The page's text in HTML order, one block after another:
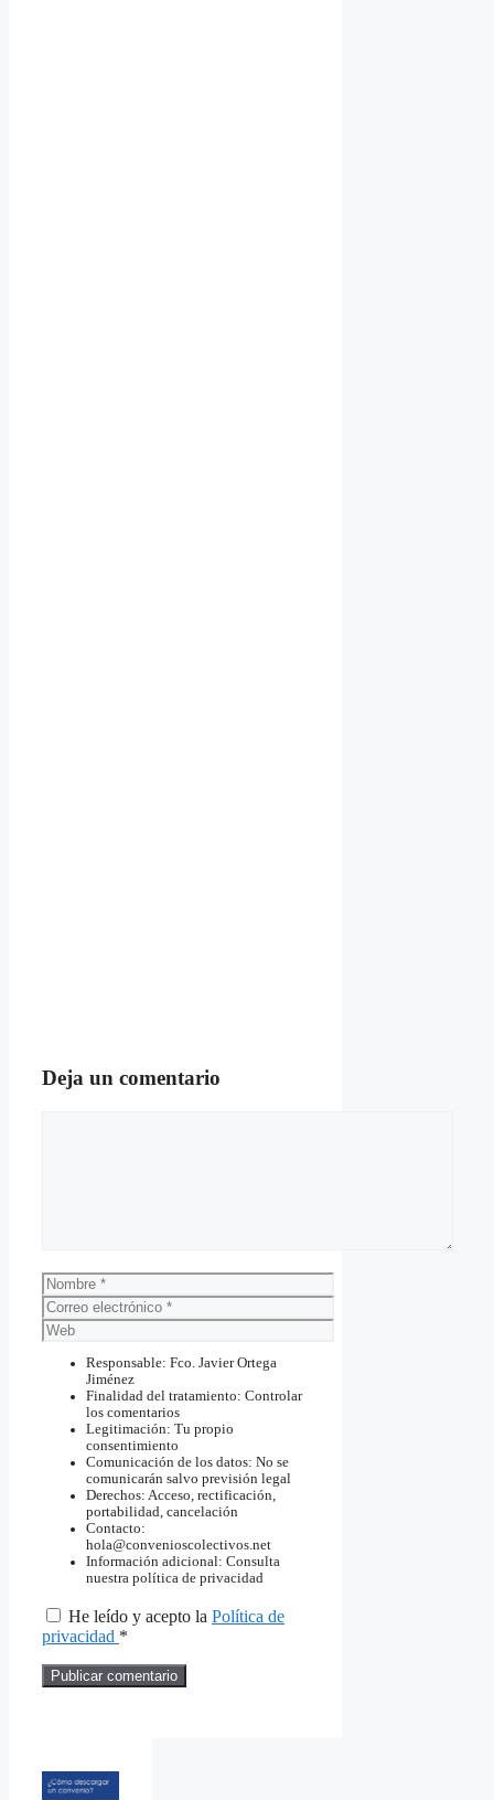
Deja un comentario
Nombre
Correo
electrónico
Web
Responsable: Fco. Javier Ortega
Jiménez
Finalidad del tratamiento: Controlar
los comentarios
Legitimación: Tu propio
consentimiento
Comunicación de los datos: No se
comunicarán salvo previsión legal
Derechos: Acceso, rectificación,
portabilidad, cancelación
Contacto:
hola@convenioscolectivos.net
Información adicional: Consulta
nuestra política de privacidad
He leído y acepto la Política de
privacidad *